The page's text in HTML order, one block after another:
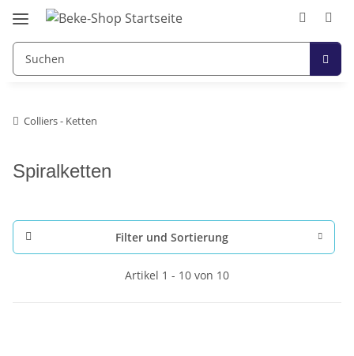
Colliers - Ketten
Spiralketten
Filter und Sortierung
Artikel 1 - 10 von 10